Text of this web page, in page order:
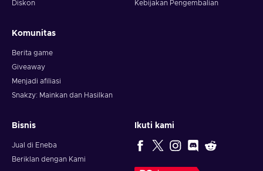
Diskon
Kebijakan Pengembalian
Komunitas
Berita game
Giveaway
Menjadi afiliasi
Snakzy: Mainkan dan Hasilkan
Bisnis
Jual di Eneba
Beriklan dengan Kami
Ikuti kami